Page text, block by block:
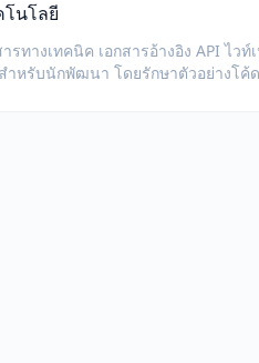
โนโลยี
รทางเทคนิค เอกสารอ้างอิง API ไวท์
ำหรับนักพัฒนา โดยรักษาตัวอย่างโค้